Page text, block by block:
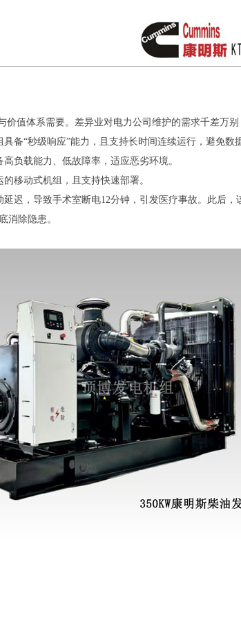
值体系需要。差异业对电力公司维护的需求千差万别
备“秒级响应”能力，且支持长时间连续运行，避免数
负载能力、低故障率，适应恶劣环境。
移动式机组，且支持快速部署。
迟，导致手术室断电12分钟，引发医疗事故。此后，
消除隐患。